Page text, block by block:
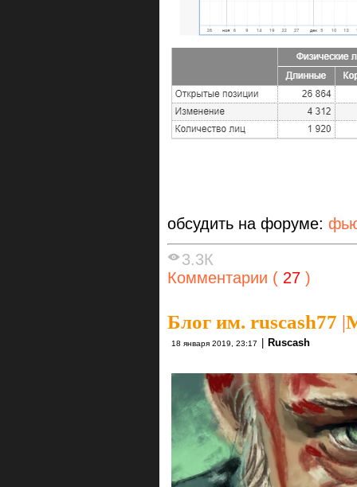
обсудить на форуме:
3.3К
Комментарии ( 27 )
Блог им. ruscash77 |
18 января 2019, 23:17 | Ruscash